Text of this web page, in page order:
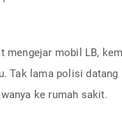
mengejar mobil LB,
Tak lama polisi datang
ke rumah sakit.